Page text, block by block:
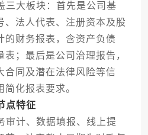
大板块：首先是公司基
、法人代表、注册资本及股
的财务报表，含资产负债
；最后是公司治理报告，
合同及潜在法律风险等信
化报表要求。
点特征
计、数据填报、线上提